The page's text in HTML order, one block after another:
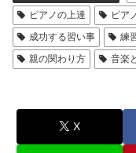
ピアノの上達
ピア
成功する習い事
練
親の関わり方
音楽
X